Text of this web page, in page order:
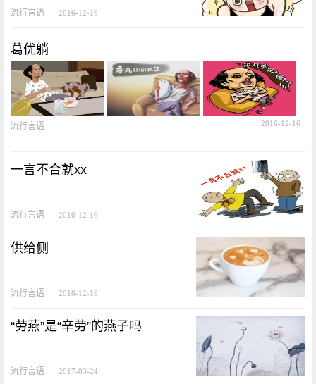
流行言语 2016-12-16
葛优躺
流行言语 2016-12-16
一言不合就xx
流行言语 2016-12-16
供给侧
流行言语 2016-12-16
“劳燕”是“辛劳”的燕子吗
流行言语 2017-03-24